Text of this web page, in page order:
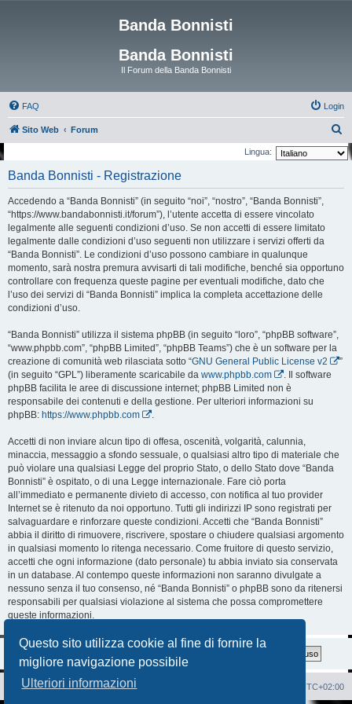
Questo sito utilizza cookie al fine di fornire la
migliore navigazione possibile
Ulteriori informazioni
Banda Bonnisti
Banda Bonnisti
Il Forum della Banda Bonnisti
FAQ Login
Sito Web Forum
e
Lingua:
Banda Bonnisti - Registrazione
Accedendo a “Banda Bonnisti” (in seguito “noi”, “nostro”, “Banda Bonnisti”,
“https://www.bandabonnisti.it/forum”), l’utente accetta di essere vincolato
legalmente alle seguenti condizioni d’uso. Se non accetti di essere limitato
legalmente dalle condizioni d’uso seguenti non utilizzare i servizi offerti da
“Banda Bonnisti”. Le condizioni d’uso possono cambiare in qualunque
momento, sarà nostra premura avvisarti di tali modifiche, benché sia opportuno
controllare con frequenza queste pagine per eventuali modifiche, dato che
l’uso dei servizi di “Banda Bonnisti” implica la completa accettazione delle
condizioni d’uso.
“Banda Bonnisti” utilizza il sistema phpBB (in seguito “loro”, “phpBB software”,
“www.phpbb.com”, “phpBB Limited”, “phpBB Teams”) che è un software per la
creazione di comunità web rilasciata sotto “GNU General Public License v2
”
(in seguito “GPL”) liberamente scaricabile da www.phpbb.com
. Il software
phpBB facilita le aree di discussione internet; phpBB Limited non è
responsabile dei contenuti e della gestione. Per ulteriori informazioni su
phpBB: https://www.phpbb.com .
Accetti di non inviare alcun tipo di offesa, oscenità, volgarità, calunnia,
minaccia, messaggio a sfondo sessuale, o qualsiasi altro tipo di materiale che
può violare una qualsiasi Legge del proprio Stato, o dello Stato dove “Banda
Bonnisti” è ospitato, o di una Legge internazionale. Fare ciò porta
all’immediato e permanente divieto di accesso, con notifica al tuo provider
Internet se è ritenuto da noi opportuno. Tutti gli indirizzi IP sono registrati per
salvaguardare e rinforzare queste condizioni. Accetti che “Banda Bonnisti”
abbia il diritto di rimuovere, riscrivere, spostare o chiudere qualsiasi argomento
in qualsiasi momento lo ritenga necessario. Come fruitore di questo servizio,
accetti che ogni informazione (dato personale) tu abbia inviato sia conservata
in un database. Al contempo queste informazioni non saranno divulgate a
nessuno senza il tuo consenso, né “Banda Bonnisti” o phpBB sono da ritenersi
responsabili per qualsiasi violazione al sistema che possa compromettere
queste informazioni.
Sito Web Forum UTC+02:00